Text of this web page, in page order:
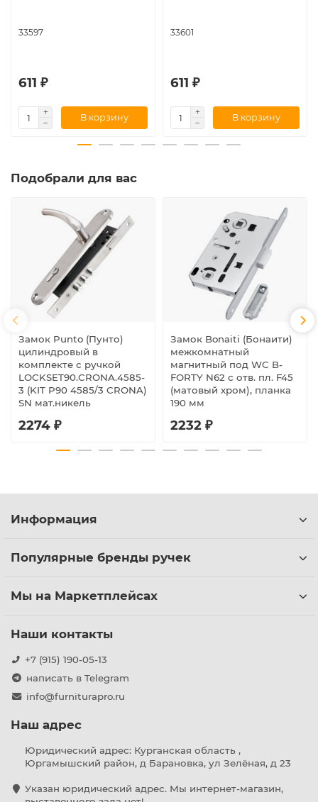
33597
611 ₽
В корзину
33601
611 ₽
В корзину
Подобрали для вас
Замок Punto (Пунто)
цилиндровый в
комплекте с ручкой
LOCKSET90.CRONA.4585-
3 (KIT P90 4585/3 CRONA)
SN мат.никель
2274 ₽
Замок Bonaiti (Бонаити)
межкомнатный
магнитный под WC B-
FORTY N62 с отв. пл. F45
(матовый хром), планка
190 мм
2232 ₽
Информация
Популярные бренды ручек
Мы на Маркетплейсах
Наши контакты
+7 (915) 190-05-13
написать в Telegram
info@furniturapro.ru
Наш адрес
Юридический адрес: Курганская область ,
Юргамышский район, д Барановка, ул Зелёная, д 23
Указан юридический адрес. Мы интернет-магазин,